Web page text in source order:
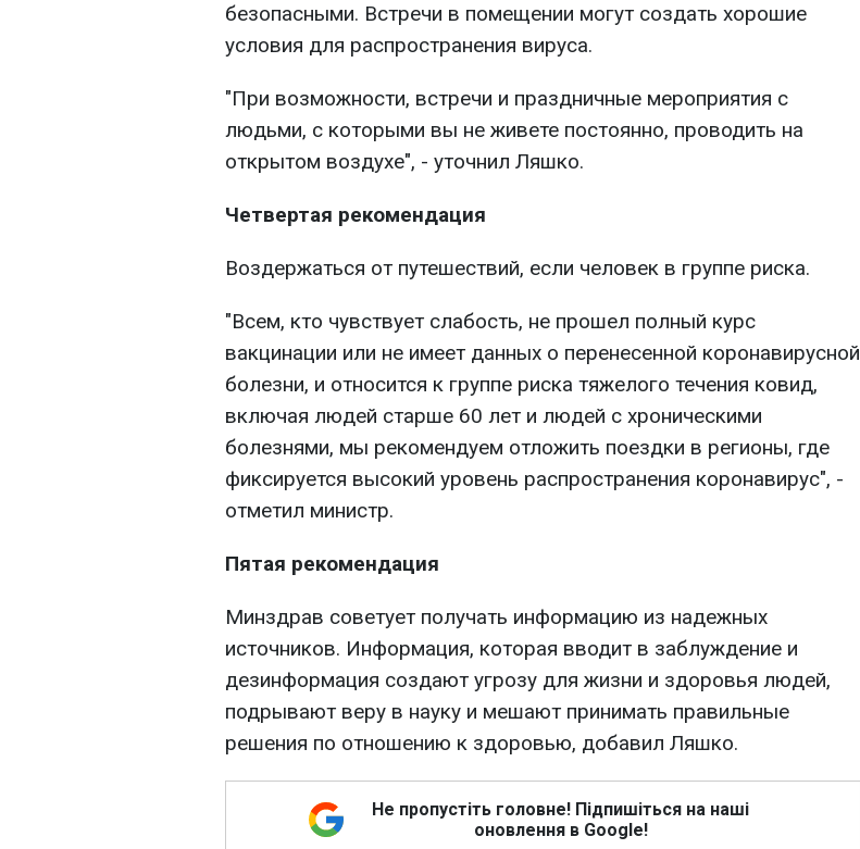
безопасными. Встречи в помещении могут создать хорошие
условия для распространения вируса.
"При возможности, встречи и праздничные мероприятия с
людьми, с которыми вы не живете постоянно, проводить на
открытом воздухе", - уточнил Ляшко.
Четвертая рекомендация
Воздержаться от путешествий, если человек в группе риска.
"Всем, кто чувствует слабость, не прошел полный курс
вакцинации или не имеет данных о перенесенной коронавирусной
болезни, и относится к группе риска тяжелого течения ковид,
включая людей старше 60 лет и людей с хроническими
болезнями, мы рекомендуем отложить поездки в регионы, где
фиксируется высокий уровень распространения коронавирус", -
отметил министр.
Пятая рекомендация
Минздрав советует получать информацию из надежных
источников. Информация, которая вводит в заблуждение и
дезинформация создают угрозу для жизни и здоровья людей,
подрывают веру в науку и мешают принимать правильные
решения по отношению к здоровью, добавил Ляшко.
Не пропустіть головне! Підпишіться на наші
оновлення в Google!